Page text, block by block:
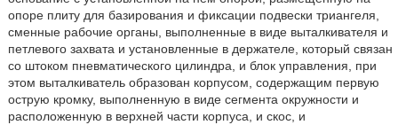
опоре плиту для базирования и фиксации подвески триангеля,
сменные рабочие органы, выполненные в виде выталкивателя и
петлевого захвата и установленные в держателе, который связан
со штоком пневматического цилиндра, и блок управления, при
этом выталкиватель образован корпусом, содержащим первую
острую кромку, выполненную в виде сегмента окружности и
расположенную в верхней части корпуса, и скос, и